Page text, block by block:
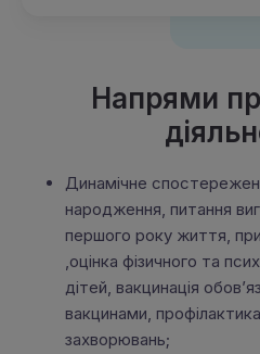
Напрями
Динамічне
народження, питання
першого року життя,
,оцінка фізичного та
дітей, вакцинація
вакцинами,
захворювань;